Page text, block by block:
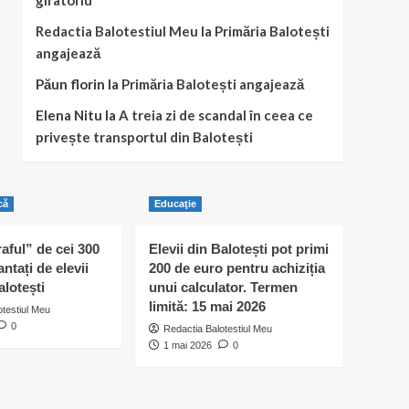
Redactia Balotestiul Meu la Primăria Balotești
angajează
Păun florin la Primăria Balotești angajează
Elena Nitu la A treia zi de scandal în ceea ce
privește transportul din Balotești
de cei 300
de elevii
Meu
0
Educaţie
Elevii din Balotești pot primi
200 de euro pentru achiziția
unui calculator. Termen
limită: 15 mai 2026
Redactia Balotestiul Meu
1 mai 2026
0